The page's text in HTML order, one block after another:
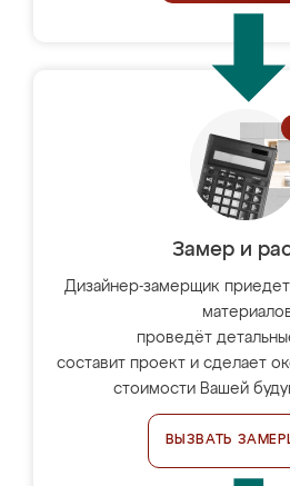
Замер и
Дизайнер-замерщик
проведёт
составит проект и сделает
стоимости Вашей
ВЫЗВАТЬ